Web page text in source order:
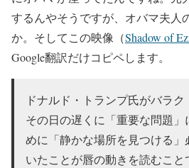
するんやそうですが、オバマ夫人
か。そしてこの映像（Shadow of
Google翻訳だけコピペします。
ドナルド・トランプ氏がバラク
その日の遅くに「重要な問題」
めに「静かな場所を見つける」
いたことが唇の動きを読むこと